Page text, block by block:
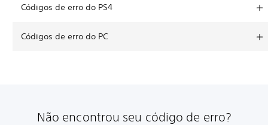
Códigos de erro do PS4
Códigos de erro do PC
Não encontrou seu código de erro?